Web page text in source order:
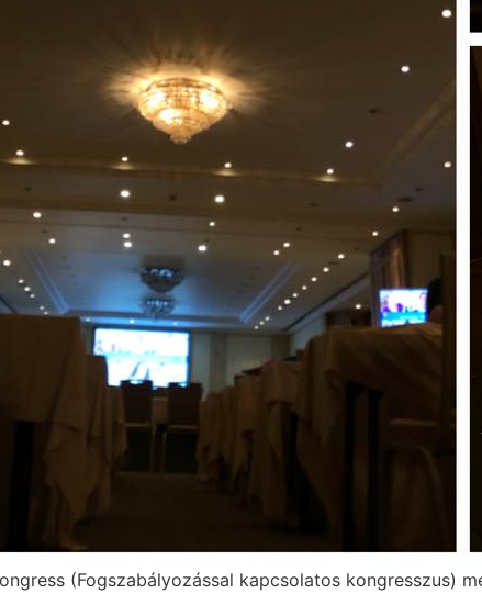
(Fogszabályozással kapcsolatos kongresszus)